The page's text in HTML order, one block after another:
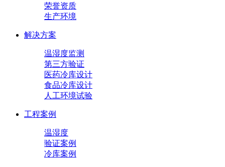
荣誉资质
生产环境
解决方案
温湿度监测
第三方验证
医药冷库设计
食品冷库设计
人工环境试验
工程案例
温湿度
验证案例
冷库案例